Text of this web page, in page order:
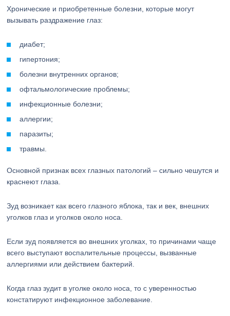
Хронические и приобретенные болезни, которые могут
вызывать раздражение глаз:
диабет;
гипертония;
болезни внутренних органов;
офтальмологические проблемы;
инфекционные болезни;
аллергии;
паразиты;
травмы.
Основной признак всех глазных патологий – сильно чешутся и
краснеют глаза.
Зуд возникает как всего глазного яблока, так и век, внешних
уголков глаз и уголков около носа.
Если зуд появляется во внешних уголках, то причинами чаще
всего выступают воспалительные процессы, вызванные
аллергиями или действием бактерий.
Когда глаз зудит в уголке около носа, то с уверенностью
констатируют инфекционное заболевание.